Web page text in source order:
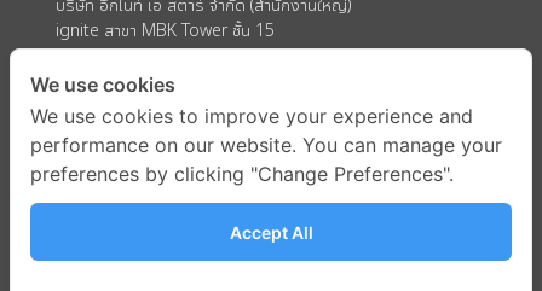
ignite สาขา MBK Tower ชั้น 15
ถนนพญาไท แขวงวังใหม่ เขตปทุมวัน กรุงเทพมหานคร 10330
We use cookies
We use cookies to improve your experience and
performance on our website. You can manage your
preferences by clicking "Change Preferences".
Accept All